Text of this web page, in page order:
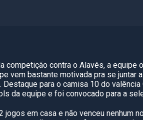
competição contra o Alavés, a equipe
vem bastante motivada pra se juntar
para o camisa 10 do
da equipe e foi convocado para a
em casa e não venceu nenhum